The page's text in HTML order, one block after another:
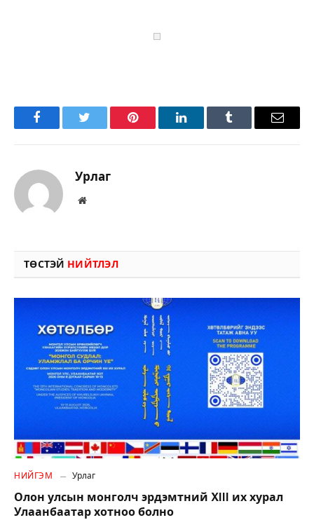
FacebookTwitter Pinterest LinkedInTumblr Имэйл
Урлаг
Вэбсайт
ТӨСТЭЙ НИЙТЛЭЛ
НИЙГЭМ Урлаг
Олон улсын монголч эрдэмтний XIII их хурал
Улаанбаатар хотноо болно